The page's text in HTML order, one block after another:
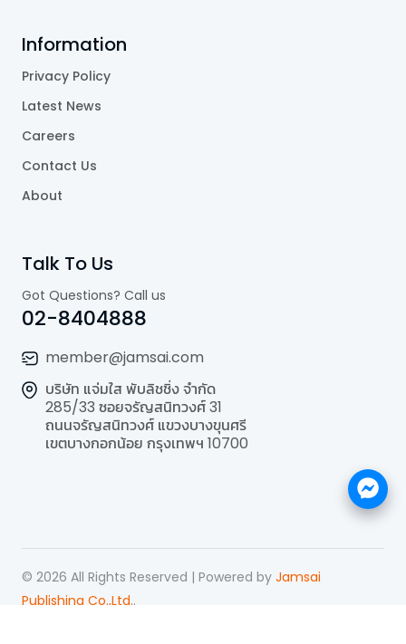
Information
Privacy Policy
Latest News
Careers
Contact Us
About
Talk To Us
Got Questions? Call us
02-8404888
member@jamsai.com
บริษัท แจ่มใส พับลิชชิ่ง จำกัด
285/33 ซอยจรัญสนิทวงศ์ 31
ถนนจรัญสนิทวงศ์ แขวงบางขุนศรี
เขตบางกอกน้อย กรุงเทพฯ 10700
© 2026 All Rights Reserved | Powered by Jamsai
Publishing Co.,Ltd..